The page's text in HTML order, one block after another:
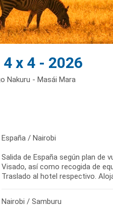
x 4 - 2026
Nakuru - Masái Mara
España / Nairobi
Salida de España según plan de
Visado, así como recogida de
Traslado al hotel respectivo.
Nairobi / Samburu